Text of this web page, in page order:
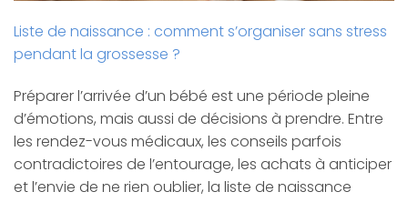
Liste de naissance : comment s’organiser sans stress
pendant la grossesse ?
Préparer l’arrivée d’un bébé est une période pleine
d’émotions, mais aussi de décisions à prendre. Entre
les rendez-vous médicaux, les conseils parfois
contradictoires de l’entourage, les achats à anticiper
et l’envie de ne rien oublier, la liste de naissance